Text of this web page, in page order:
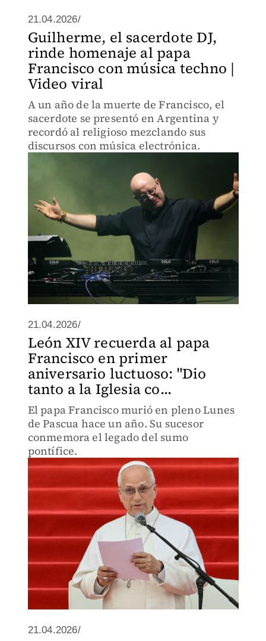
21.04.2026/
Guilherme, el sacerdote DJ,
rinde homenaje al papa
Francisco con música techno |
Video viral
A un año de la muerte de Francisco, el
sacerdote se presentó en Argentina y
recordó al religioso mezclando sus
discursos con música electrónica.
21.04.2026/
León XIV recuerda al papa
Francisco en primer
aniversario luctuoso: "Dio
tanto a la Iglesia co...
El papa Francisco murió en pleno Lunes
de Pascua hace un año. Su sucesor
conmemora el legado del sumo
pontífice.
21.04.2026/